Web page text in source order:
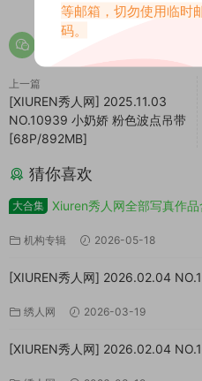
上一篇
[XIUREN秀人网] 2025.11.03
NO.10939 小奶娇 粉色波点吊带
[68P/892MB]
猜你喜欢
大合集 Xiuren秀人网全部写真作
机构专辑 2026-05-18
[XIUREN秀人网] 2026.02.04
绣人网 2026-03-19
[XIUREN秀人网] 2026.02.04
等邮箱，切勿使用临时
码。